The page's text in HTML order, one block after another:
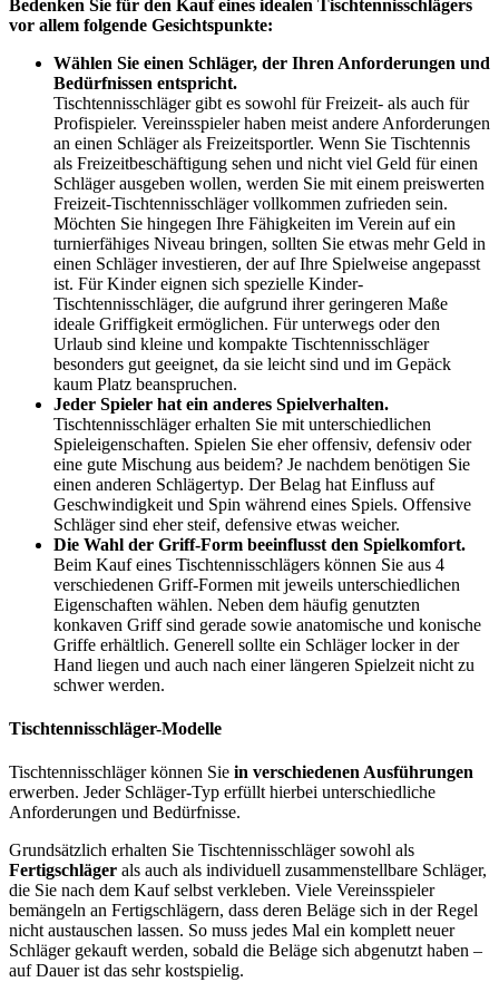
Bedenken Sie für den Kauf eines idealen Tischtennisschlägers
vor allem folgende Gesichtspunkte:
Wählen Sie einen Schläger, der Ihren Anforderungen und
Bedürfnissen entspricht.
Tischtennisschläger gibt es sowohl für Freizeit- als auch für
Profispieler. Vereinsspieler haben meist andere Anforderungen
an einen Schläger als Freizeitsportler. Wenn Sie Tischtennis
als Freizeitbeschäftigung sehen und nicht viel Geld für einen
Schläger ausgeben wollen, werden Sie mit einem preiswerten
Freizeit-Tischtennisschläger vollkommen zufrieden sein.
Möchten Sie hingegen Ihre Fähigkeiten im Verein auf ein
turnierfähiges Niveau bringen, sollten Sie etwas mehr Geld in
einen Schläger investieren, der auf Ihre Spielweise angepasst
ist. Für Kinder eignen sich spezielle Kinder-
Tischtennisschläger, die aufgrund ihrer geringeren Maße
ideale Griffigkeit ermöglichen. Für unterwegs oder den
Urlaub sind kleine und kompakte Tischtennisschläger
besonders gut geeignet, da sie leicht sind und im Gepäck
kaum Platz beanspruchen.
Jeder Spieler hat ein anderes Spielverhalten.
Tischtennisschläger erhalten Sie mit unterschiedlichen
Spieleigenschaften. Spielen Sie eher offensiv, defensiv oder
eine gute Mischung aus beidem? Je nachdem benötigen Sie
einen anderen Schlägertyp. Der Belag hat Einfluss auf
Geschwindigkeit und Spin während eines Spiels. Offensive
Schläger sind eher steif, defensive etwas weicher.
Die Wahl der Griff-Form beeinflusst den Spielkomfort.
Beim Kauf eines Tischtennisschlägers können Sie aus 4
verschiedenen Griff-Formen mit jeweils unterschiedlichen
Eigenschaften wählen. Neben dem häufig genutzten
konkaven Griff sind gerade sowie anatomische und konische
Griffe erhältlich. Generell sollte ein Schläger locker in der
Hand liegen und auch nach einer längeren Spielzeit nicht zu
schwer werden.
Tischtennisschläger-Modelle
Tischtennisschläger können Sie in verschiedenen Ausführungen
erwerben. Jeder Schläger-Typ erfüllt hierbei unterschiedliche
Anforderungen und Bedürfnisse.
Grundsätzlich erhalten Sie Tischtennisschläger sowohl als
Fertigschläger als auch als individuell zusammenstellbare Schläger,
die Sie nach dem Kauf selbst verkleben. Viele Vereinsspieler
bemängeln an Fertigschlägern, dass deren Beläge sich in der Regel
nicht austauschen lassen. So muss jedes Mal ein komplett neuer
Schläger gekauft werden, sobald die Beläge sich abgenutzt haben –
auf Dauer ist das sehr kostspielig.